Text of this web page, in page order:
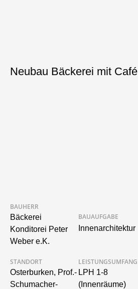
Neubau Bäckerei mit Café
BAUHERR
Bäckerei
Konditorei Peter
Weber e.K.
BAUAUFGABE
Innenarchitektur
STANDORT
Osterburken, Prof.-
Schumacher-
LEISTUNGSUMFANG
LPH 1-8
(Innenräume)